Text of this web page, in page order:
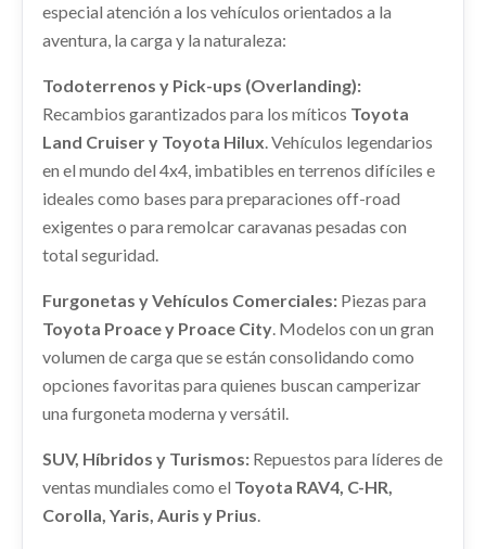
PILOTO TRASERO IZQUIERDO
815600DE20
PILOTO TRASERO IZQUIERDO 815600DE20
usado.
2259890 815600DE20
Consultar
Ref: 2259875 OEM: 53301K2010
220,23 €
PANEL FRONTAL usado.
TOYOTA YARIS CROSS HYBRID 2WD ACTIVE TECH
Ref: 2259886
REFUERZO PARAGOLPES TRASERO
REFUERZO PARAGOLPES TRASERO usado.
TOYOTA YARIS CROSS HYBRID 2WD ACTIVE TECH
Consultar
MANGUETA DELANTERA IZQUIERDA
4321202410
MANGUETA DELANTERA IZQUIERDA... usado.
TOYOTA YARIS CROSS HYBRID 2WD ACTIVE TECH
Consultar
Consultar
CUADRO INSTRUMENTOS 55302K0061C0
CUADRO INSTRUMENTOS 55302K0061C0
TOYOTA YARIS CROSS HYBRID 2WD ACTIVE TECH
Ref: 2259880 OEM: 55302K0061C0
AIRBAG CORTINA DELANTERO IZQUIERDO
usado.
TOYOTA YARIS CROSS HYBRID 2WD ACTIVE TECH
Ref: 2259864
Consultar
DEPOSITO COMBUSTIBLE 770010D500
DEPOSITO COMBUSTIBLE 770010D500 usado.
TOYOTA YARIS CROSS HYBRID 2WD ACTIVE TECH
Ref: 2259881 OEM: 770010D500
Consultar
AMORTIGUADOR DELANTERO DERECHO
485100DG20
usado.
Ref: 485100DG20
Consultar
especial atención a los vehículos orientados a la
aventura, la carga y la naturaleza:
Todoterrenos y Pick-ups (Overlanding):
Recambios garantizados para los míticos Toyota
Land Cruiser y Toyota Hilux. Vehículos legendarios
en el mundo del 4x4, imbatibles en terrenos difíciles e
ideales como bases para preparaciones off-road
exigentes o para remolcar caravanas pesadas con
total seguridad.
Furgonetas y Vehículos Comerciales: Piezas para
Toyota Proace y Proace City. Modelos con un gran
volumen de carga que se están consolidando como
opciones favoritas para quienes buscan camperizar
una furgoneta moderna y versátil.
SUV, Híbridos y Turismos: Repuestos para líderes de
ventas mundiales como el Toyota RAV4, C-HR,
Corolla, Yaris, Auris y Prius.